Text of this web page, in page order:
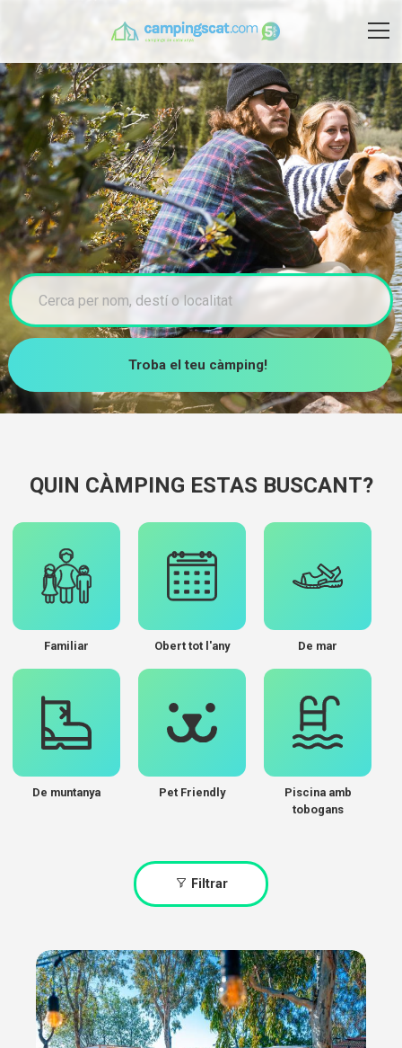
Troba el teu càmping!
QUIN CÀMPING ESTAS BUSCANT?
Familiar Obert tot l'any De mar
De muntanya Pet Friendly
Piscina amb
tobogans
Filtrar